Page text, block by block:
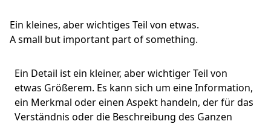
Ein kleines, aber wichtiges Teil von etwas.
A small but important part of something.
Ein Detail ist ein kleiner, aber wichtiger Teil von
etwas Größerem. Es kann sich um eine Information,
ein Merkmal oder einen Aspekt handeln, der für das
Verständnis oder die Beschreibung des Ganzen